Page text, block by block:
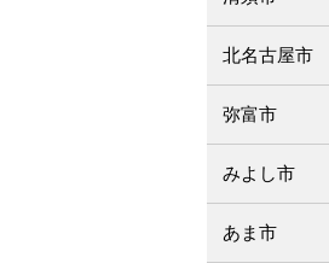
北名古屋市
弥富市
みよし市
あま市